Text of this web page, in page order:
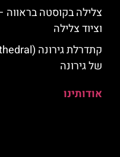
צלילה בקוסטה בראווה
וציוד צלילה
של גירונה
אודותינו